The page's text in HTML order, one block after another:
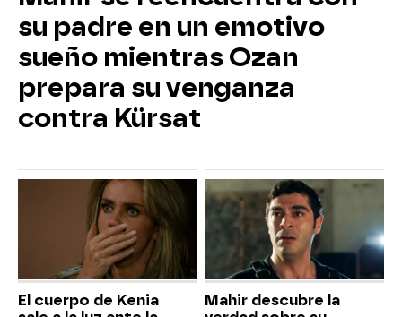
su padre en un emotivo
sueño mientras Ozan
prepara su venganza
contra Kürsat
El cuerpo de Kenia
Mahir descubre la